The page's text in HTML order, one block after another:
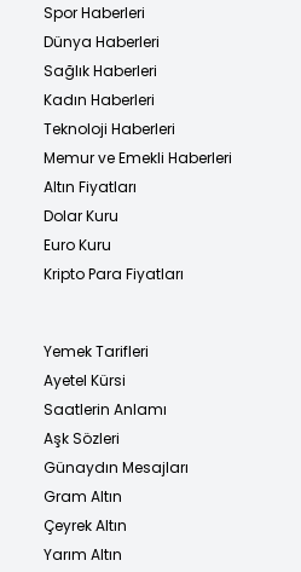
Spor Haberleri
Dünya Haberleri
Sağlık Haberleri
Kadın Haberleri
Teknoloji Haberleri
Memur ve Emekli Haberleri
Altın Fiyatları
Dolar Kuru
Euro Kuru
Kripto Para Fiyatları
Yemek Tarifleri
Ayetel Kürsi
Saatlerin Anlamı
Aşk Sözleri
Günaydın Mesajları
Gram Altın
Çeyrek Altın
Yarım Altın